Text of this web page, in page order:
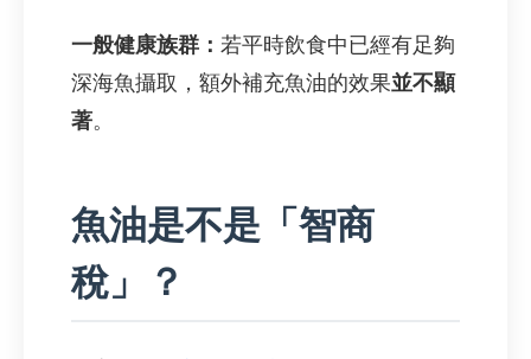
一般健康族群： 若平時飲食中已經有足夠
深海魚攝取，額外補充魚油的效果並不顯
著。
魚油是不是「智商
稅」？